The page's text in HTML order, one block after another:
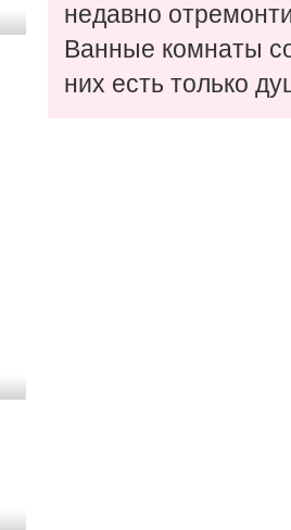
недавно
Ванные комнаты
них есть только